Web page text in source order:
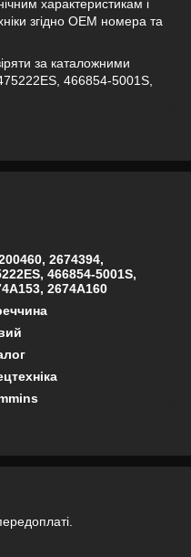
характеристикам і
згідно OEM номера та
за каталожними
466854-5001S,
2674394,
466854-5001S,
2674A160